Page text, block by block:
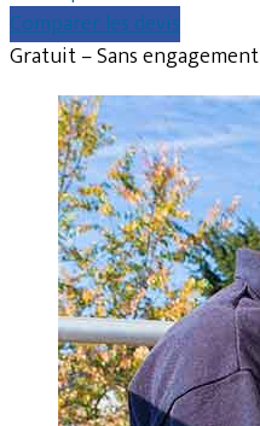
Comparer les devis
Gratuit – Sans engagement